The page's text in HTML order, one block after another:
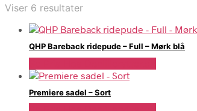
Viser 6 resultaterSorteret
seneste
QHP Bareback ridepude – Full – Mørk blå
Premiere sadel – Sort